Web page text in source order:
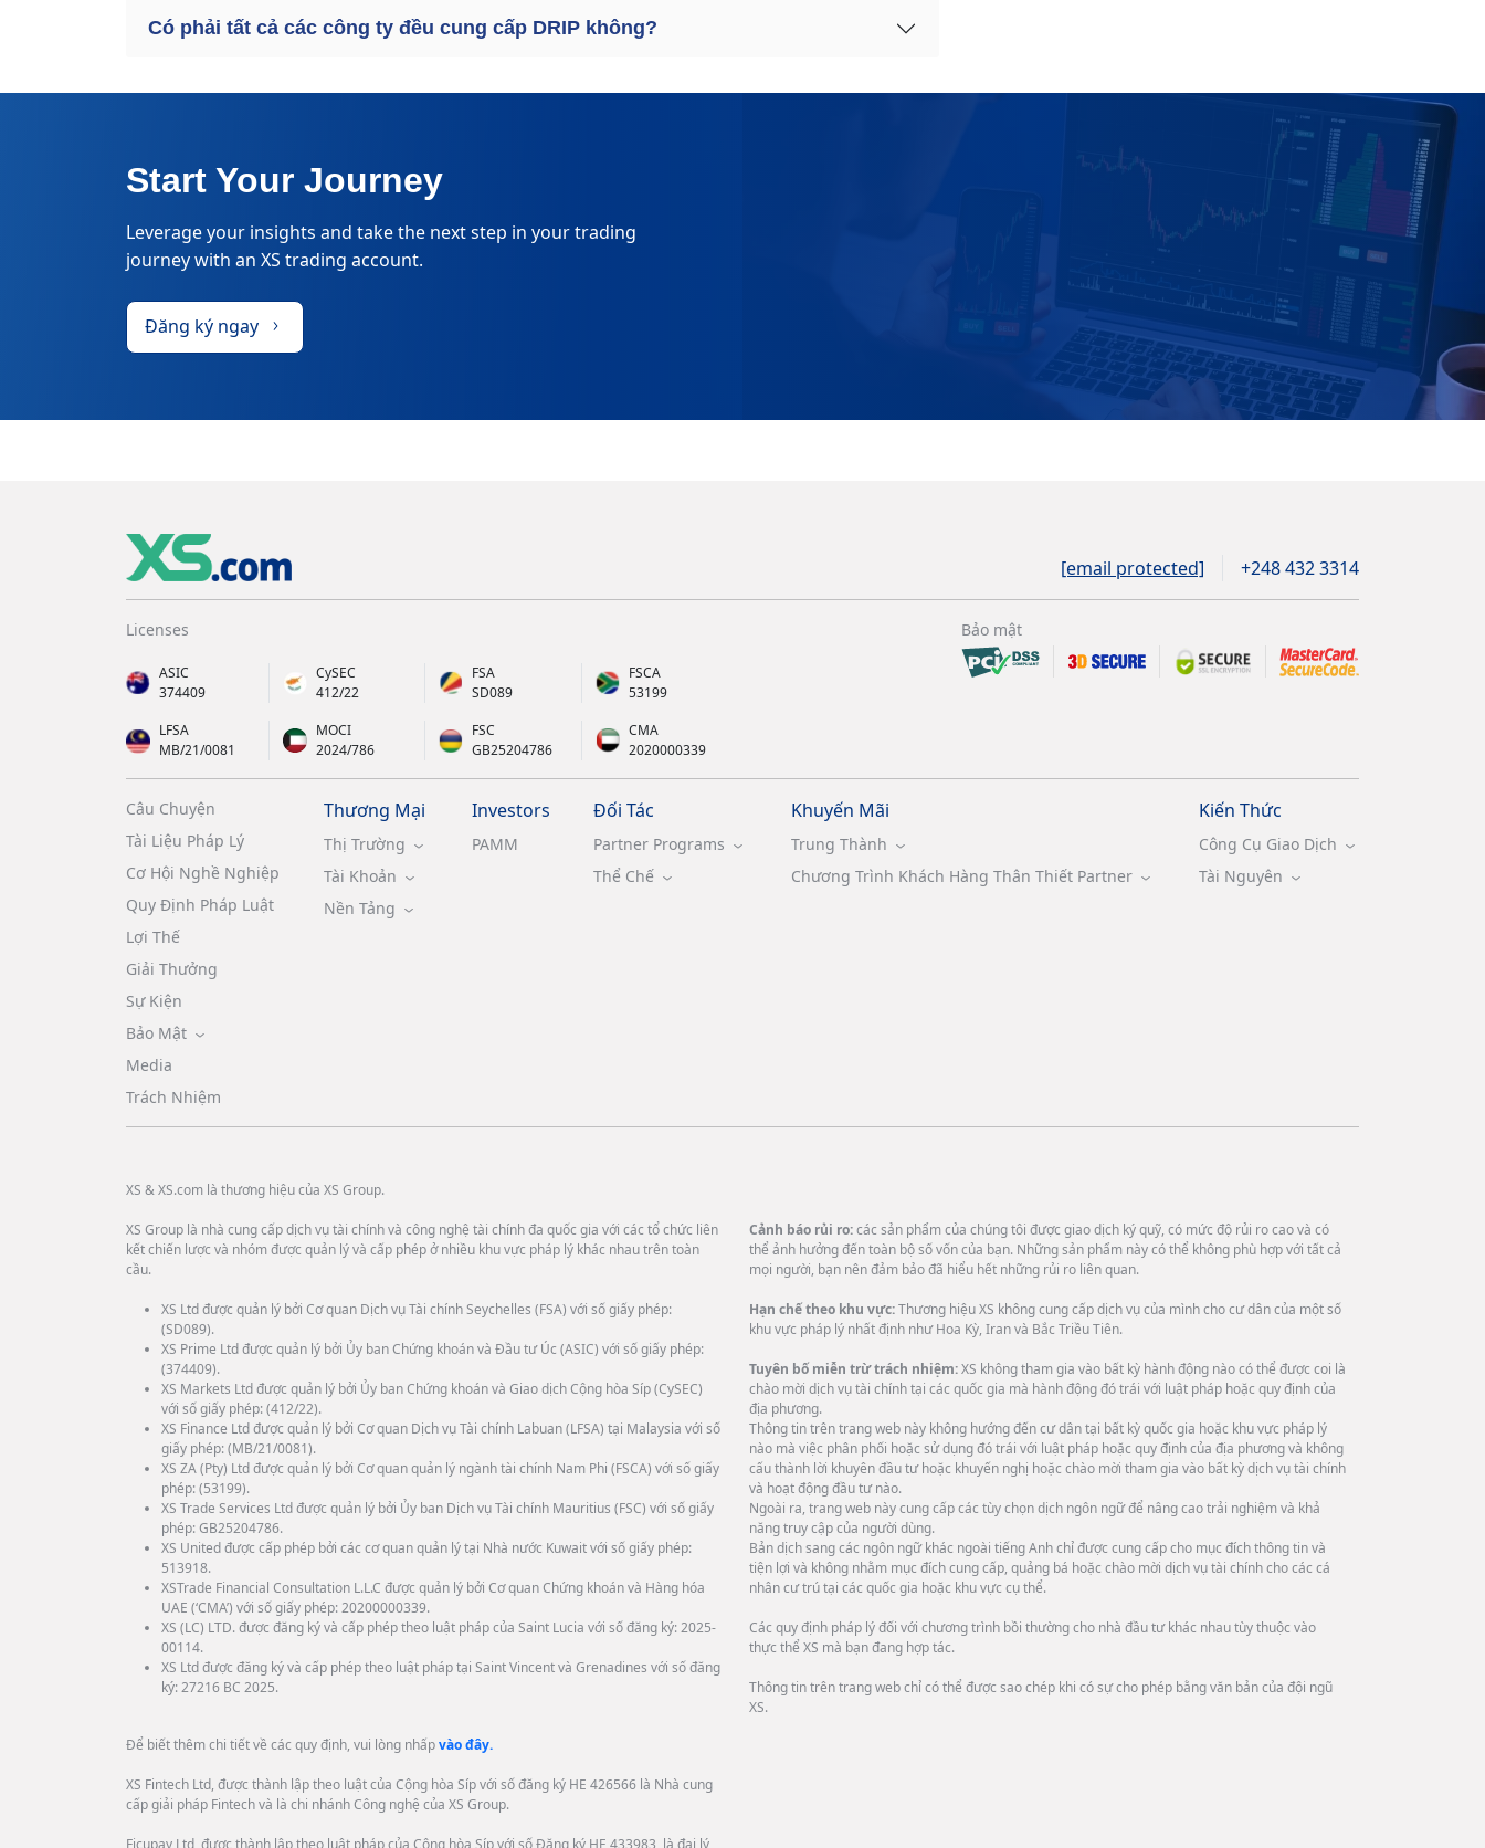
Có phải tất cả các công ty đều cung cấp DRIP không?
Start Your Journey
Leverage your insights and take the next step in your trading
journey with an XS trading account.
Đăng ký ngay
[email protected] +248 432 3314
Licenses
ASIC
374409
CySEC
412/22
FSA
SD089
FSCA
53199
LFSA
MB/21/0081
MOCI
2024/786
FSC
GB25204786
CMA
2020000339
Bảo mật
Câu Chuyện
Tài Liệu Pháp Lý
Cơ Hội Nghề Nghiệp
Quy Định Pháp Luật
Lợi Thế
Giải Thưởng
Sự Kiện
Bảo Mật
Media
Trách Nhiệm
Thương Mại
Thị Trường
Tài Khoản
Nền Tảng
Investors
PAMM
Đối Tác
Partner Programs
Thể Chế
Khuyến Mãi
Trung Thành
Chương Trình Khách Hàng Thân Thiết Partner
Kiến Thức
Công Cụ Giao Dịch
Tài Nguyên
XS & XS.com là thương hiệu của XS Group.
XS Group là nhà cung cấp dịch vụ tài chính và công nghệ tài chính đa quốc gia với các tổ chức liên
kết chiến lược và nhóm được quản lý và cấp phép ở nhiều khu vực pháp lý khác nhau trên toàn
cầu.
XS Ltd được quản lý bởi Cơ quan Dịch vụ Tài chính Seychelles (FSA) với số giấy phép:
(SD089).
XS Prime Ltd được quản lý bởi Ủy ban Chứng khoán và Đầu tư Úc (ASIC) với số giấy phép:
(374409).
XS Markets Ltd được quản lý bởi Ủy ban Chứng khoán và Giao dịch Cộng hòa Síp (CySEC)
với số giấy phép: (412/22).
XS Finance Ltd được quản lý bởi Cơ quan Dịch vụ Tài chính Labuan (LFSA) tại Malaysia với số
giấy phép: (MB/21/0081).
XS ZA (Pty) Ltd được quản lý bởi Cơ quan quản lý ngành tài chính Nam Phi (FSCA) với số giấy
phép: (53199).
XS Trade Services Ltd được quản lý bởi Ủy ban Dịch vụ Tài chính Mauritius (FSC) với số giấy
phép: GB25204786.
XS United được cấp phép bởi các cơ quan quản lý tại Nhà nước Kuwait với số giấy phép:
513918.
XSTrade Financial Consultation L.L.C được quản lý bởi Cơ quan Chứng khoán và Hàng hóa
UAE (‘CMA’) với số giấy phép: 20200000339.
XS (LC) LTD. được đăng ký và cấp phép theo luật pháp của Saint Lucia với số đăng ký: 2025-
00114.
XS Ltd được đăng ký và cấp phép theo luật pháp tại Saint Vincent và Grenadines với số đăng
ký: 27216 BC 2025.
Để biết thêm chi tiết về các quy định, vui lòng nhấpvào đây.
XS Fintech Ltd, được thành lập theo luật của Cộng hòa Síp với số đăng ký HE 426566 là Nhà cung
cấp giải pháp Fintech và là chi nhánh Công nghệ của XS Group.
Cảnh báo rủi ro:các sản phẩm của chúng tôi được giao dịch ký quỹ, có mức độ rủi ro cao và có
thể ảnh hưởng đến toàn bộ số vốn của bạn. Những sản phẩm này có thể không phù hợp với tất cả
mọi người, bạn nên đảm bảo đã hiểu hết những rủi ro liên quan.
Hạn chế theo khu vực:Thương hiệu XS không cung cấp dịch vụ của mình cho cư dân của một số
khu vực pháp lý nhất định như Hoa Kỳ, Iran và Bắc Triều Tiên.
Tuyên bố miễn trừ trách nhiệm:XS không tham gia vào bất kỳ hành động nào có thể được coi là
chào mời dịch vụ tài chính tại các quốc gia mà hành động đó trái với luật pháp hoặc quy định của
địa phương.
Thông tin trên trang web này không hướng đến cư dân tại bất kỳ quốc gia hoặc khu vực pháp lý
nào mà việc phân phối hoặc sử dụng đó trái với luật pháp hoặc quy định của địa phương và không
cấu thành lời khuyên đầu tư hoặc khuyến nghị hoặc chào mời tham gia vào bất kỳ dịch vụ tài chính
và hoạt động đầu tư nào.
Ngoài ra, trang web này cung cấp các tùy chọn dịch ngôn ngữ để nâng cao trải nghiệm và khả
năng truy cập của người dùng.
Bản dịch sang các ngôn ngữ khác ngoài tiếng Anh chỉ được cung cấp cho mục đích thông tin và
tiện lợi và không nhằm mục đích cung cấp, quảng bá hoặc chào mời dịch vụ tài chính cho các cá
nhân cư trú tại các quốc gia hoặc khu vực cụ thể.
Các quy định pháp lý đối với chương trình bồi thường cho nhà đầu tư khác nhau tùy thuộc vào
thực thể XS mà bạn đang hợp tác.
Thông tin trên trang web chỉ có thể được sao chép khi có sự cho phép bằng văn bản của đội ngũ
XS.